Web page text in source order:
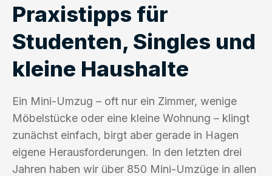
Praxistipps für
Studenten, Singles und
kleine Haushalte
Ein Mini-Umzug – oft nur ein Zimmer, wenige
Möbelstücke oder eine kleine Wohnung – klingt
zunächst einfach, birgt aber gerade in Hagen
eigene Herausforderungen. In den letzten drei
Jahren haben wir über 850 Mini-Umzüge in allen